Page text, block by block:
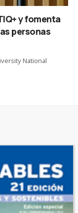
y fomenta
personas
National